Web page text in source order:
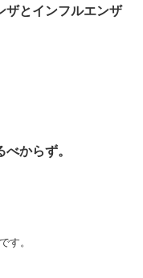
ザとインフルエンザ
べからず。
す。